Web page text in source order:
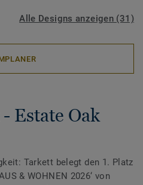
Alle Designs anzeigen (31)
Estate Oak
Tarkett belegt den 1. Platz
& WOHNEN 2026‘ von